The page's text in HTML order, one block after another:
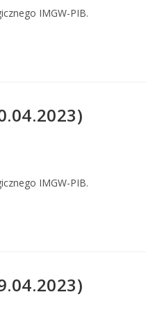
IMGW-PIB.
IMGW-PIB.